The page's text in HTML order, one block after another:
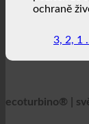
ochraně
3, 2, 1
ecoturbino® |